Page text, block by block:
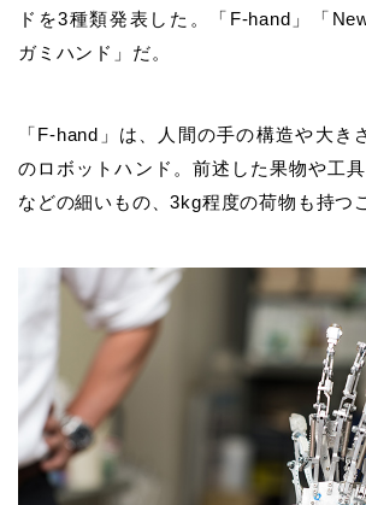
ドを3種類発表した。「F-hand」「
ガミハンド」だ。
「F-hand」は、人間の手の構造や大き
のロボットハンド。前述した果物や工
などの細いもの、3kg程度の荷物も持つ